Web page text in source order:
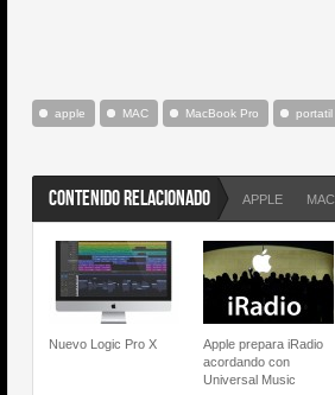
apple MAC MacBook Pro portatil
CONTENIDO RELACIONADO APPLE MAC
Nuevo Logic Pro X
Apple prepara iRadio
acordando con
Universal Music